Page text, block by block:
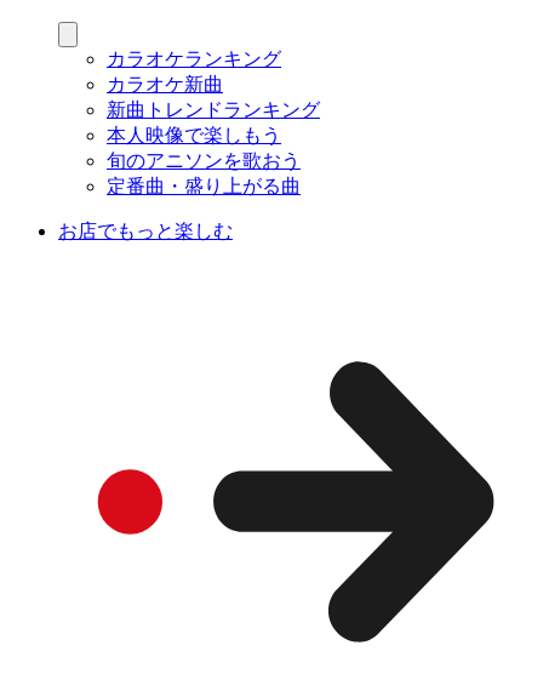
カラオケランキング
カラオケ新曲
新曲トレンドランキング
本人映像で楽しもう
旬のアニソンを歌おう
定番曲・盛り上がる曲
お店でもっと楽しむ